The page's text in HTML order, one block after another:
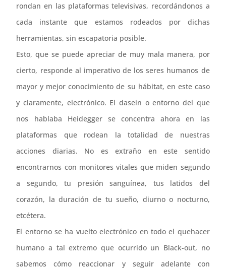
rondan en las plataformas televisivas, recordándonos a
cada instante que estamos rodeados por dichas
herramientas, sin escapatoria posible.
Esto, que se puede apreciar de muy mala manera, por
cierto, responde al imperativo de los seres humanos de
mayor y mejor conocimiento de su hábitat, en este caso
y claramente, electrónico. El dasein o entorno del que
nos hablaba Heidegger se concentra ahora en las
plataformas que rodean la totalidad de nuestras
acciones diarias. No es extraño en este sentido
encontrarnos con monitores vitales que miden segundo
a segundo, tu presión sanguínea, tus latidos del
corazón, la duración de tu sueño, diurno o nocturno,
etcétera.
El entorno se ha vuelto electrónico en todo el quehacer
humano a tal extremo que ocurrido un Black-out, no
sabemos cómo reaccionar y seguir adelante con